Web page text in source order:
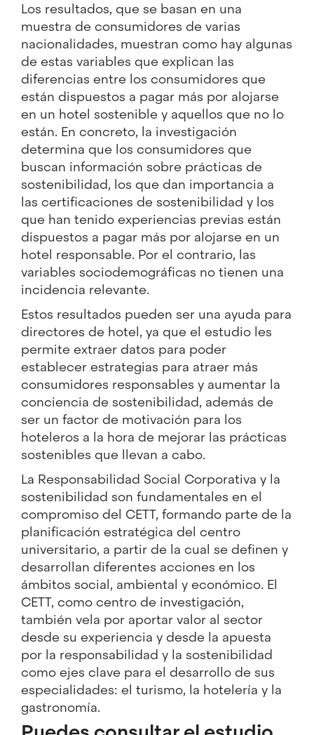
Los resultados, que se basan en una
muestra de consumidores de varias
nacionalidades, muestran como hay algunas
de estas variables que explican las
diferencias entre los consumidores que
están dispuestos a pagar más por alojarse
en un hotel sostenible y aquellos que no lo
están. En concreto, la investigación
determina que los consumidores que
buscan información sobre prácticas de
sostenibilidad, los que dan importancia a
las certificaciones de sostenibilidad y los
que han tenido experiencias previas están
dispuestos a pagar más por alojarse en un
hotel responsable. Por el contrario, las
variables sociodemográficas no tienen una
incidencia relevante.
Estos resultados pueden ser una ayuda para
directores de hotel, ya que el estudio les
permite extraer datos para poder
establecer estrategias para atraer más
consumidores responsables y aumentar la
conciencia de sostenibilidad, además de
ser un factor de motivación para los
hoteleros a la hora de mejorar las prácticas
sostenibles que llevan a cabo.
La Responsabilidad Social Corporativa y la
sostenibilidad son fundamentales en el
compromiso del CETT, formando parte de la
planificación estratégica del centro
universitario, a partir de la cual se definen y
desarrollan diferentes acciones en los
ámbitos social, ambiental y económico. El
CETT, como centro de investigación,
también vela por aportar valor al sector
desde su experiencia y desde la apuesta
por la responsabilidad y la sostenibilidad
como ejes clave para el desarrollo de sus
especialidades: el turismo, la hotelería y la
gastronomía.